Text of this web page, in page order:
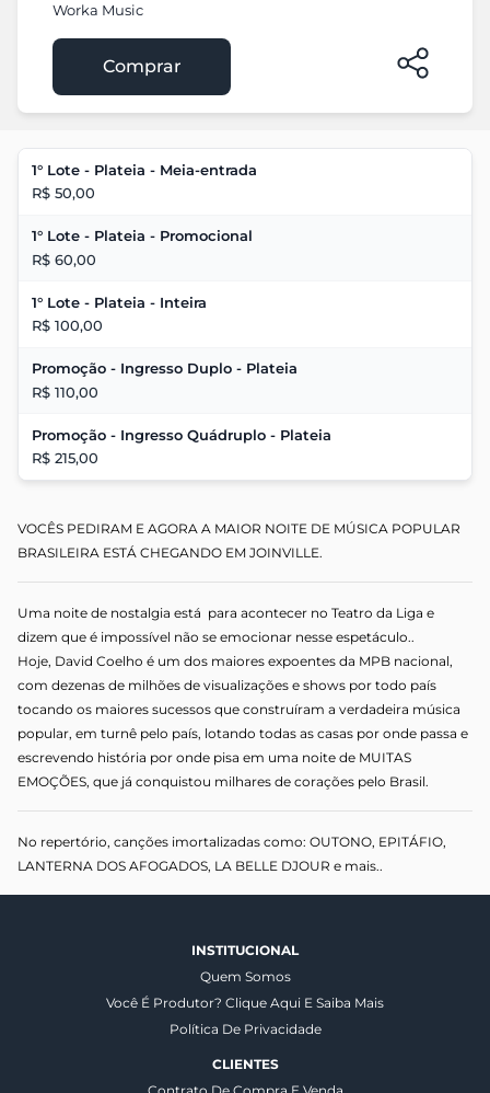
Worka Music
Comprar
1° Lote - Plateia - Meia-entrada
R$ 50,00
1° Lote - Plateia - Promocional
R$ 60,00
1° Lote - Plateia - Inteira
R$ 100,00
Promoção - Ingresso Duplo - Plateia
R$ 110,00
Promoção - Ingresso Quádruplo - Plateia
R$ 215,00
VOCÊS PEDIRAM E AGORA A MAIOR NOITE DE MÚSICA POPULAR
BRASILEIRA ESTÁ CHEGANDO EM JOINVILLE.
Uma noite de nostalgia está  para acontecer no Teatro da Liga e
dizem que é impossível não se emocionar nesse espetáculo..
Hoje, David Coelho é um dos maiores expoentes da MPB nacional,
com dezenas de milhões de visualizações e shows por todo país
tocando os maiores sucessos que construíram a verdadeira música
popular, em turnê pelo país, lotando todas as casas por onde passa e
escrevendo história por onde pisa em uma noite de MUITAS
EMOÇÕES, que já conquistou milhares de corações pelo Brasil.
No repertório, canções imortalizadas como: OUTONO, EPITÁFIO,
LANTERNA DOS AFOGADOS, LA BELLE DJOUR e mais..
INSTITUCIONAL
Quem Somos
Você É Produtor? Clique Aqui E Saiba Mais
Política De Privacidade
CLIENTES